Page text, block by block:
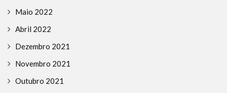
Maio 2022
Abril 2022
Dezembro 2021
Novembro 2021
Outubro 2021